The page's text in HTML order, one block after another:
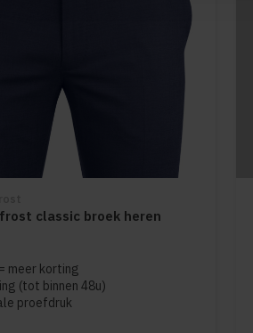
classic broek heren
meer korting
(tot binnen 48u)
proefdruk